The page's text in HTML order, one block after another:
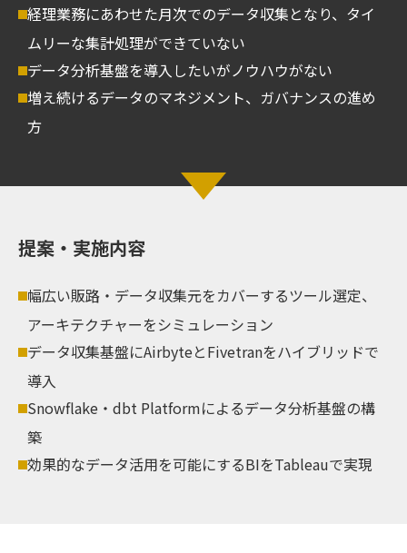
経理業務にあわせた月次でのデータ収集となり、タイ
ムリーな集計処理ができていない
データ分析基盤を導入したいがノウハウがない
増え続けるデータのマネジメント、ガバナンスの進め
方
提案・実施内容
幅広い販路・データ収集元をカバーするツール選定、
アーキテクチャーをシミュレーション
データ収集基盤にAirbyteとFivetranをハイブリッドで
導入
Snowflake・dbt Platformによるデータ分析基盤の構
築
効果的なデータ活用を可能にするBIをTableauで実現